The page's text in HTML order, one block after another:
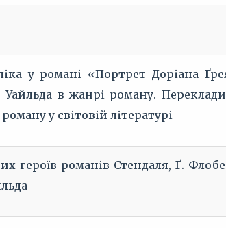
у романі «Портрет Доріана
Уайльда в жанрі роману.
у світовій літературі
героїв романів Стендаля, Ґ.